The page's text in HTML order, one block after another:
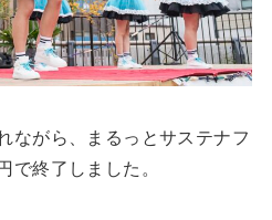
ながら、まるっとサステナフ
で終了しました。